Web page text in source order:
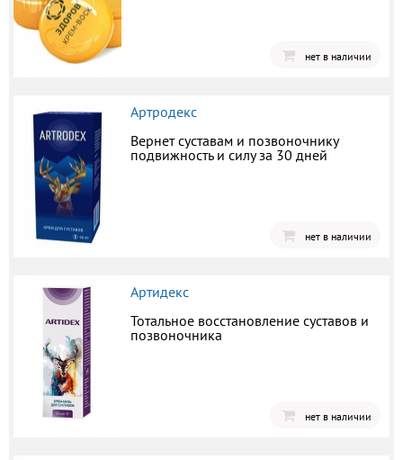
нет в наличии
Артродекс
Вернет суставам и позвоночнику
подвижность и силу за 30 дней
нет в наличии
Артидекс
Тотальное восстановление суставов и
позвоночника
нет в наличии